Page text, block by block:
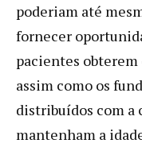
poderiam até
fornecer
pacientes obterem
assim como os
distribuídos com a
mantenham a